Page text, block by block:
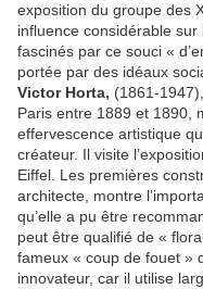
exposition du groupe des
influence considérable
fascinés par ce souci «
portée par des idéaux
Victor Horta, (1861-
Paris entre 1889 et 1890,
effervescence artistique
créateur. Il visite
Eiffel. Les premières
architecte, montre
qu’elle a pu être
peut être qualifié de «
fameux « coup de fouet »
innovateur, car il utilise